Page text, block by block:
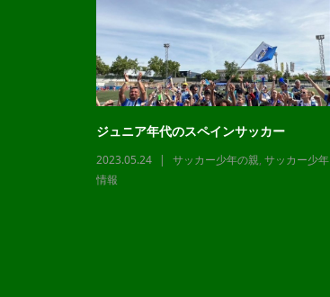
ジュニア年代のスペインサッカー
2023.05.24 サッカー少年の親, サッカー少年
情報